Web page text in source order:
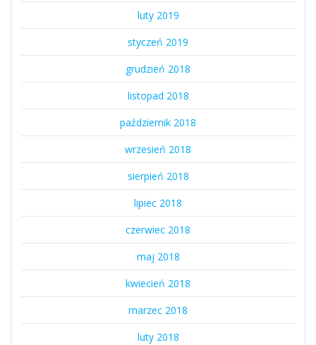
luty 2019
styczeń 2019
grudzień 2018
listopad 2018
październik 2018
wrzesień 2018
sierpień 2018
lipiec 2018
czerwiec 2018
maj 2018
kwiecień 2018
marzec 2018
luty 2018